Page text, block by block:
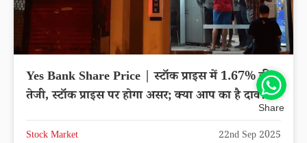
Yes Bank Share Price | स्टॉक प्राइस में 1.67% की
तेजी, स्टॉक प्राइस पर होगा असर; क्या आप का है दाव?
Stock Market 22nd Sep 2025
Share